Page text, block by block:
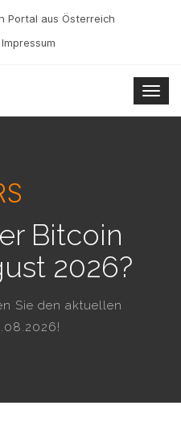
Portal aus Österreich
Bitcoin
2026?
Sie den aktuellen